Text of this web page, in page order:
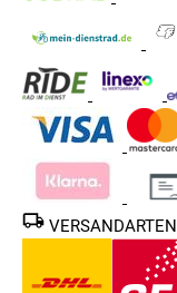
VERSANDARTEN